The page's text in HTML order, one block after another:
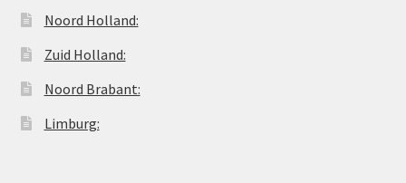
Noord Holland:
Zuid Holland:
Noord Brabant:
Limburg: